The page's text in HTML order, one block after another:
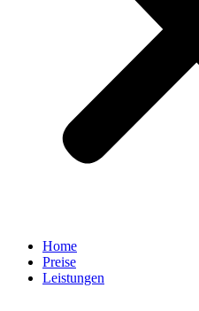
Home
Preise
Leistungen